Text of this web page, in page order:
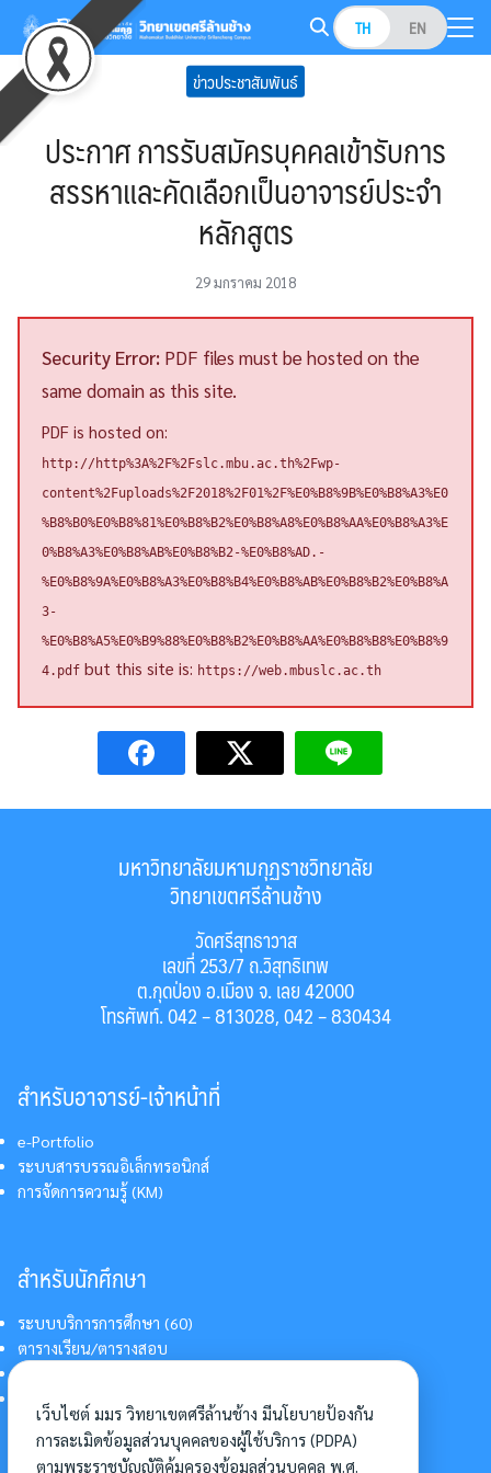
Skip
content
TH EN
Search
for: ข่าวประชาสัมพันธ์
ประกาศ การรับสมัครบุคคลเข้ารับการ
สรรหาและคัดเลือกเป็นอาจารย์ประจำ
หลักสูตร
29 มกราคม 2018
Security Error: PDF files must be hosted on the
same domain as this site.
PDF is hosted on:
http://http%3A%2F%2Fslc.mbu.ac.th%2Fwp-
content%2Fuploads%2F2018%2F01%2F%E0%B8%9B%E0%B8%A3%E0
%B8%B0%E0%B8%81%E0%B8%B2%E0%B8%A8%E0%B8%AA%E0%B8%A3%E
0%B8%A3%E0%B8%AB%E0%B8%B2-%E0%B8%AD.-
%E0%B8%9A%E0%B8%A3%E0%B8%B4%E0%B8%AB%E0%B8%B2%E0%B8%A
3-
%E0%B8%A5%E0%B9%88%E0%B8%B2%E0%B8%AA%E0%B8%B8%E0%B8%9
4.pdf but this site is: https://web.mbuslc.ac.th
มหาวิทยาลัยมหามกุฏราชวิทยาลัย
วิทยาเขตศรีล้านช้าง
วัดศรีสุทธาวาส
เลขที่ 253/7 ถ.วิสุทธิเทพ
ต.กุดป่อง อ.เมือง จ. เลย 42000
โทรศัพท์. 042 – 813028, 042 – 830434
สำหรับอาจารย์-เจ้าหน้าที่
e-Portfolio
ระบบสารบรรณอิเล็กทรอนิกส์
การจัดการความรู้ (KM)
สำหรับนักศึกษา
ระบบบริการการศึกษา (60)
ตารางเรียน/ตารางสอบ
การแต่งกายนักศึกษา
เว็บไซต์ มมร วิทยาเขตศรีล้านช้าง มีนโยบายป้องกัน
การละเมิดข้อมูลส่วนบุคคลของผู้ใช้บริการ (PDPA)
ตามพระราชบัญญัติคุ้มครองข้อมูลส่วนบุคคล พ.ศ.